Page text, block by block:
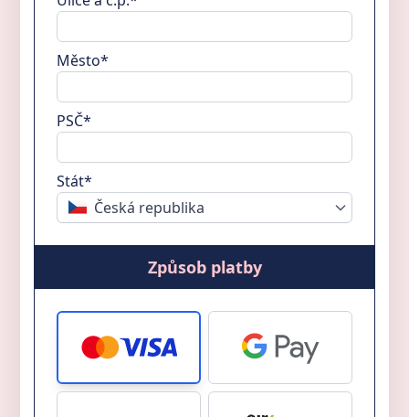
Město*
PSČ*
Stát*
Česká republika
Způsob platby